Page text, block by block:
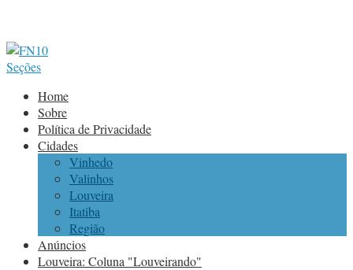
Seções
Home
Sobre
Política de Privacidade
Cidades
Vinhedo
Valinhos
Louveira
Itatiba
Região
Anúncios
Louveira: Coluna "Louveirando"